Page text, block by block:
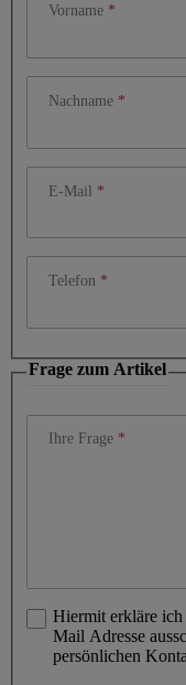
Vorname
Nachname
E-Mail
Telefon
Frage zum Artikel
Ihre Frage
Hiermit erkläre ich
Mail Adresse
persönlichen